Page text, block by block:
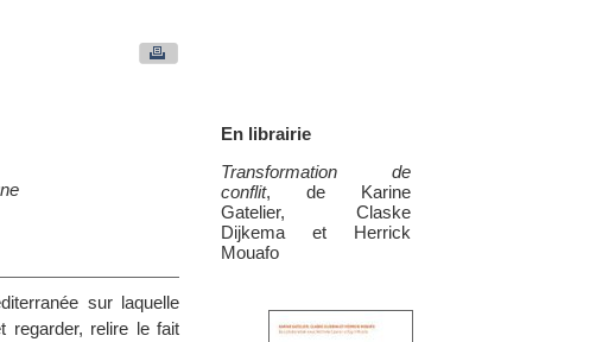
En librairie
Transformation de
conflit, de Karine
Gatelier, Claske
Dijkema et Herrick
Mouafo
sur laquelle
regarder, relire le fait